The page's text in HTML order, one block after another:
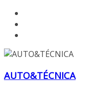
AUTO&TÉCNICA